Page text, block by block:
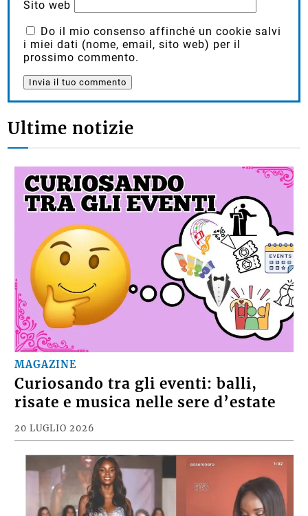
Sito web
Do il mio consenso affinché un cookie salvi
i miei dati (nome, email, sito web) per il
prossimo commento.
Ultime notizie
MAGAZINE
Curiosando tra gli eventi: balli,
risate e musica nelle sere d’estate
20 LUGLIO 2026